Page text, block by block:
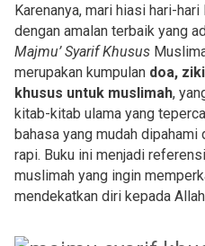
Karenanya, mari hiasi hari-hari
dengan amalan terbaik yang
Majmu’ Syarif Khusus
merupakan kumpulan doa,
khusus untuk muslimah,
kitab-kitab ulama yang
bahasa yang mudah dipahami
rapi. Buku ini menjadi
muslimah yang ingin
mendekatkan diri kepada